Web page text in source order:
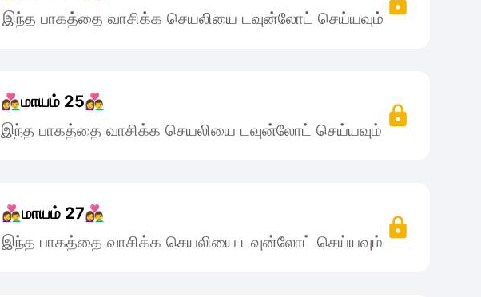
இந்த பாகத்தை வாசிக்க செயலியை டவுன்லோட் செய்யவும்
👩‍❤️‍👨மாயம் 25👩‍❤️‍👨
இந்த பாகத்தை வாசிக்க செயலியை டவுன்லோட் செய்யவும்
👩‍❤️‍👨மாயம் 27👩‍❤️‍👨
இந்த பாகத்தை வாசிக்க செயலியை டவுன்லோட் செய்யவும்